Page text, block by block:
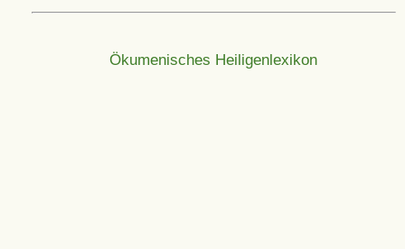
Ökumenisches Heiligenlexikon